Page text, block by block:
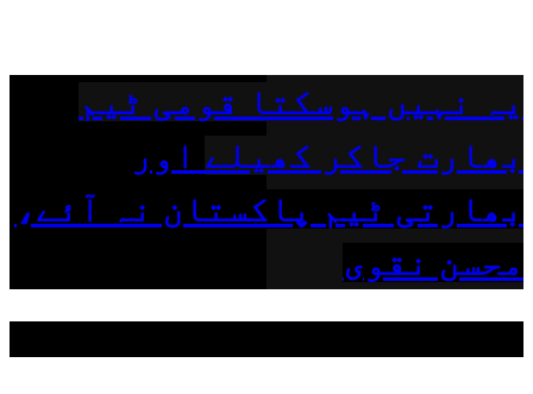
یہ نہیں ہوسکتا قومی ٹیم
بھارت جاکر کھیلے اور
بھارتی ٹیم پاکستان نہ آئے،
محسن نقوی